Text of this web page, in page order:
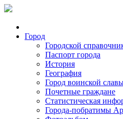
Город
Городской
Паспорт города
История
География
Город воинской
Почетные граждане
Статистическая
Города-побратимы